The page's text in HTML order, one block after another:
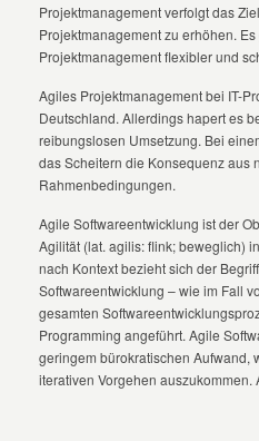
Projektmanagement verfolgt das
Projektmanagement zu erhöhen. Es
Projektmanagement flexibler und
Agiles Projektmanagement bei IT-
Deutschland. Allerdings hapert es
reibungslosen Umsetzung. Bei
das Scheitern die Konsequenz aus
Rahmenbedingungen.
Agile Softwareentwicklung ist der
Agilität (lat. agilis: flink; beweglich)
nach Kontext bezieht sich der
Softwareentwicklung – wie im Fall
gesamten
Programming angeführt. Agile
geringem bürokratischen Aufwand,
iterativen Vorgehen auszukommen.